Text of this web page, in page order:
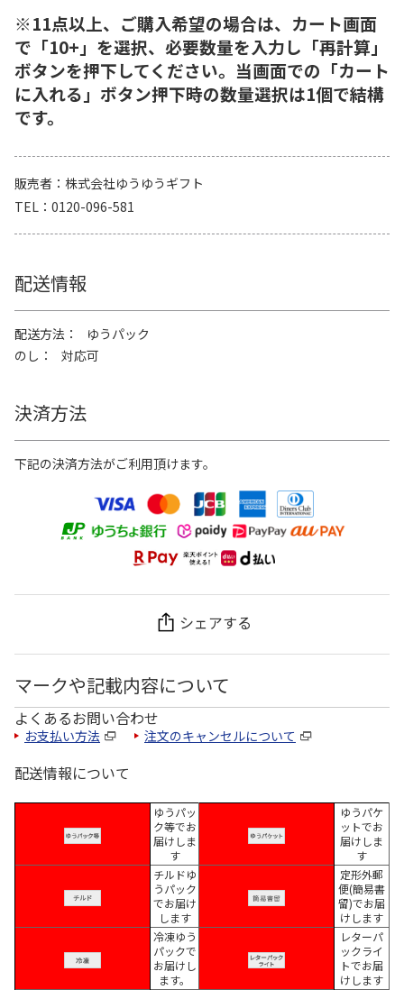
※11点以上、ご購入希望の場合は、カート画面
で「10+」を選択、必要数量を入力し「再計算」
ボタンを押下してください。当画面での「カート
に入れる」ボタン押下時の数量選択は1個で結構
です。
販売者
株式会社ゆうゆうギフト
TEL
0120-096-581
配送情報
配送方法
ゆうパック
のし
対応可
決済方法
下記の決済方法がご利用頂けます。
シェアする
マークや記載内容について
よくあるお問い合わせ
お支払い方法 注文のキャンセルについて
配送情報について
ゆうパッ
ク等でお
届けしま
す
ゆうパケ
ットでお
届けしま
す
チルドゆ
うパック
でお届け
します
定形外郵
便(簡易書
留)でお届
けします
冷凍ゆう
パックで
お届けし
ます。
レターパ
ックライ
トでお届
けします